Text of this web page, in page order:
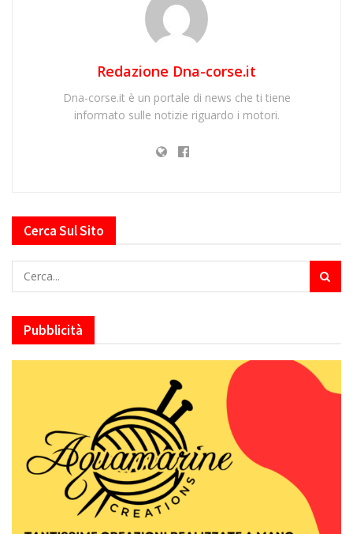
Redazione Dna-corse.it
Dna-corse.it è un portale di news che ti tiene
informato sulle notizie riguardo i motori.
Cerca Sul Sito
Pubblicità